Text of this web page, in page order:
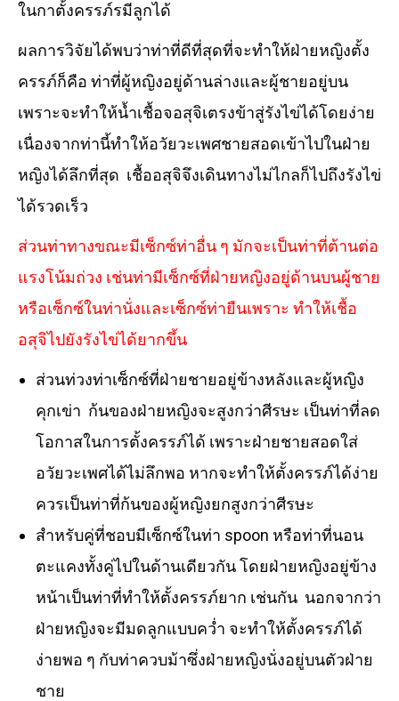
ในกาตั้งครรภ์รมีลูกได้
ผลการวิจัยได้พบว่าท่าที่ดีที่สุดที่จะทำให้ฝ่ายหญิงตั้ง
ครรภ์ก็คือ ท่าที่ผู้หญิงอยู่ด้านล่างและผู้ชายอยู่บน
เพราะจะทำให้น้ำเชื้อจอสุจิเตรงข้าสู่รังไข่ได้โดยง่าย
เนื่องจากท่านี้ทำให้อวัยวะเพศชายสอดเข้าไปในฝ่าย
หญิงได้ลึกที่สุด เชื้ออสุจิจึงเดินทางไม่ไกลก็ไปถึงรังไข่
ได้รวดเร็ว
ส่วนท่าทางขณะมีเซ็กซ์ท่าอื่น ๆ มักจะเป็นท่าที่ต้านต่อ
แรงโน้มถ่วง เช่นท่ามีเซ็กซ์ที่ฝ่ายหญิงอยู่ด้านบนผู้ชาย
หรือเซ็กซ์ในท่านั่งและเซ็กซ์ท่ายืนเพราะ ทำให้เชื้อ
อสุจิไปยังรังไข่ได้ยากขึ้น
ส่วนท่วงท่าเซ็กซ์ที่ฝ่ายชายอยู่ข้างหลังและผู้หญิง
คุกเข่า ก้นของฝ่ายหญิงจะสูงกว่าศีรษะ เป็นท่าที่ลด
โอกาสในการตั้งครรภ์ได้ เพราะฝ่ายชายสอดใส่
อวัยวะเพศได้ไม่ลึกพอ หากจะทำให้ตั้งครรภ์ได้ง่าย
ควรเป็นท่าที่ก้นของผู้หญิงยกสูงกว่าศีรษะ
สำหรับคู่ที่ชอบมีเซ็กซ์ในท่า spoon หรือท่าที่นอน
ตะแคงทั้งคู่ไปในด้านเดียวกัน โดยฝ่ายหญิงอยู่ข้าง
หน้าเป็นท่าที่ทำให้ตั้งครรภ์ยาก เช่นกัน นอกจากว่า
ฝ่ายหญิงจะมีมดลูกแบบคว่ำ จะทำให้ตั้งครรภ์ได้
ง่ายพอ ๆ กับท่าควบม้าซึ่งฝ่ายหญิงนั่งอยู่บนตัวฝ่าย
ชาย